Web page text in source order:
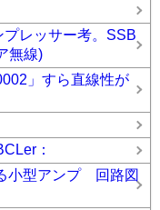
レッサー考。SSB
無線)
」すら直線性が
：
小型アンプ 回路図